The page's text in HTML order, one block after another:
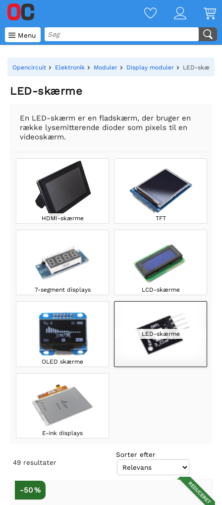
 Menu
Opencircuit Elektronik Moduler Display moduler LED-skærme
LED-skærme
En LED-skærm er en fladskærm, der bruger en
række lysemitterende dioder som pixels til en
videoskærm.
HDMI-skærme TFT
7-segment displays LCD-skærme
OLED skærme
LED-skærme
E-ink displays
49 resultater
Sorter efter
REDUCERET
-50 %